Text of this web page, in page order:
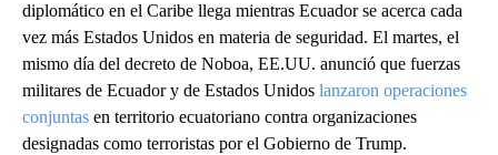
diplomático en el Caribe llega mientras Ecuador se acerca cada
vez más Estados Unidos en materia de seguridad. El martes, el
mismo día del decreto de Noboa, EE.UU. anunció que fuerzas
militares de Ecuador y de Estados Unidos lanzaron operaciones
conjuntas en territorio ecuatoriano contra organizaciones
designadas como terroristas por el Gobierno de Trump.